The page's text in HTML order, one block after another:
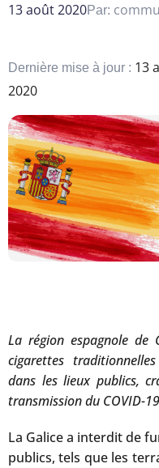
13 août 2020Par:
Dernière mise à jour : 13
2020
La région espagnole
cigarettes
dans les lieux publics,
transmission du COVID-
La Galice a interdit de
publics, tels que les